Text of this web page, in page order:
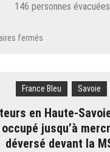
146 personnes
fermés
de
en
feu
à
France Bleu Savoie
en Haute-
occupé jusqu’à
déversé devant la